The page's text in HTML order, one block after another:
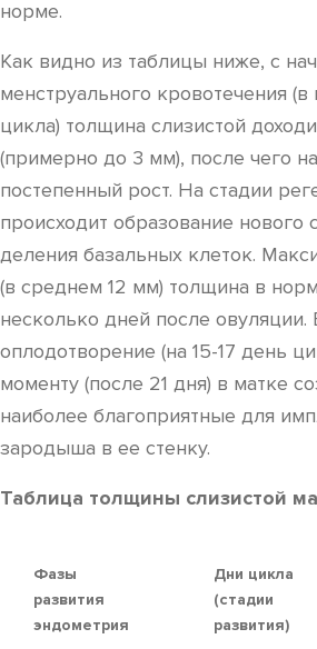
норме.
Как видно из таблицы ниже, с
менструального кровотечения
цикла) толщина слизистой
(примерно до 3 мм), после чего
постепенный рост. На стадии
происходит образование нового
деления базальных клеток.
(в среднем 12 мм) толщина в
несколько дней после
оплодотворение (на 15-17 день
моменту (после 21 дня) в матке
наиболее благоприятные для
зародыша в ее стенку.
Таблица толщины слизистой
Фазы
развития
эндометрия
Дни цикла
(стадии
развития)